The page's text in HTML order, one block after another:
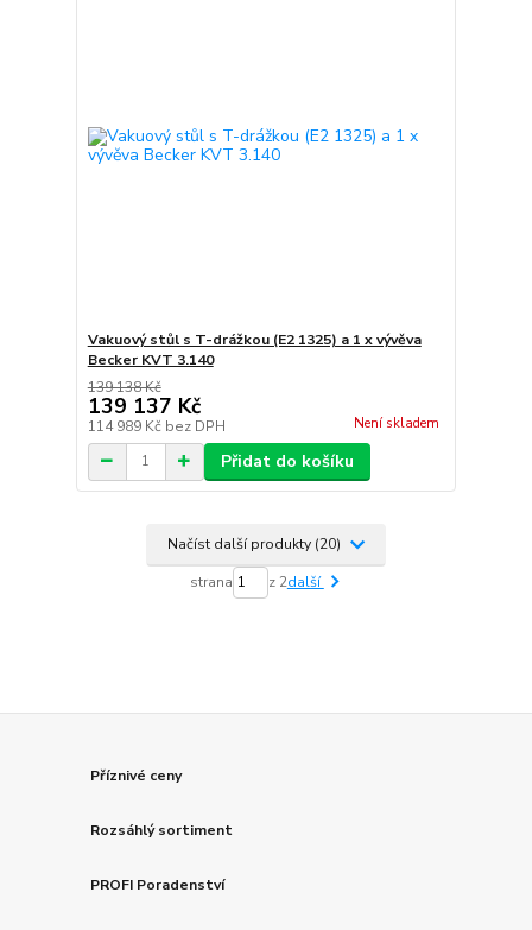
Vakuový stůl s T-drážkou (E2 1325) a 1 x vývěva
Becker KVT 3.140
139 138 Kč
139 137 Kč
114 989 Kč bez DPH Není skladem
Přidat do košíku
Načíst další produkty (20)
strana z 2další
Příznivé ceny
Rozsáhlý sortiment
PROFI Poradenství